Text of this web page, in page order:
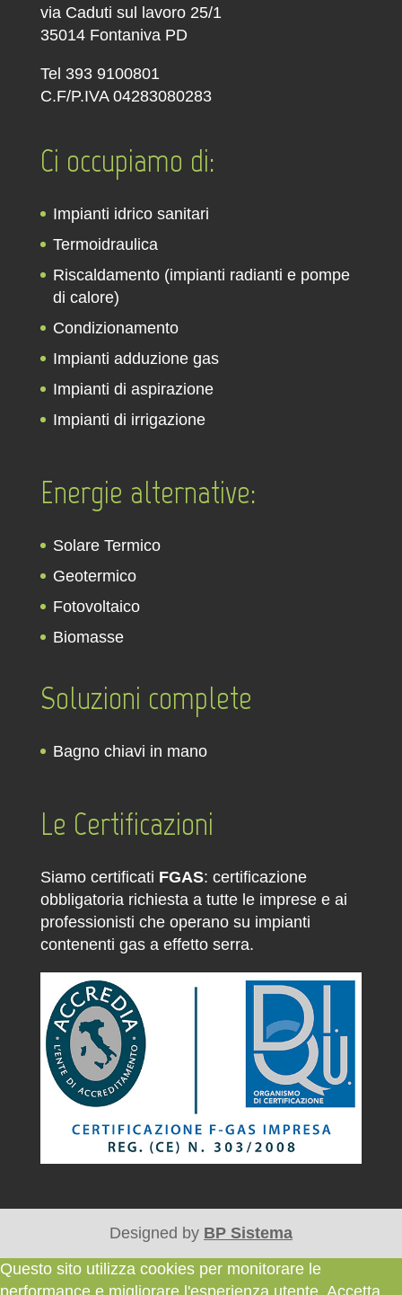
via Caduti sul lavoro 25/1
35014 Fontaniva PD
Tel 393 9100801
C.F/P.IVA 04283080283
Ci occupiamo di:
Impianti idrico sanitari
Termoidraulica
Riscaldamento (impianti radianti e pompe
di calore)
Condizionamento
Impianti adduzione gas
Impianti di aspirazione
Impianti di irrigazione
Energie alternative:
Solare Termico
Geotermico
Fotovoltaico
Biomasse
Soluzioni complete
Bagno chiavi in mano
Le Certificazioni
Siamo certificati FGAS: certificazione
obbligatoria richiesta a tutte le imprese e ai
professionisti che operano su impianti
contenenti gas a effetto serra.
Designed by BP Sistema
Questo sito utilizza cookies per monitorare le